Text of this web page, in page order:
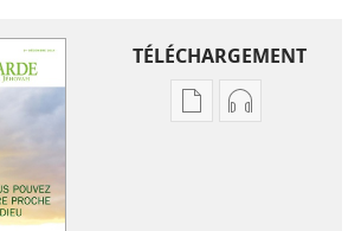
TÉLÉCHARGEMENT
OptionsOptions